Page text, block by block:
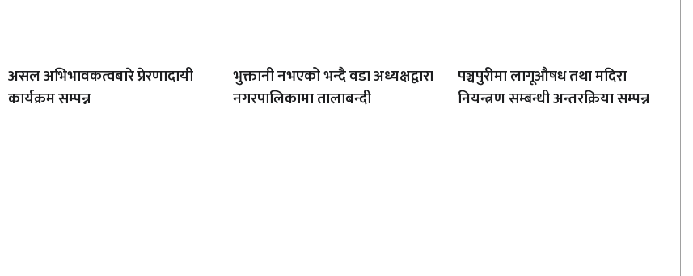
असल अभिभावकत्वबारे प्रेरणादायी
कार्यक्रम सम्पन्न
भुक्तानी नभएको भन्दै वडा अध्यक्षद्वारा
नगरपालिकामा तालाबन्दी
पञ्चपुरीमा लागूऔषध तथा मदिरा
नियन्त्रण सम्बन्धी अन्तरक्रिया सम्पन्न